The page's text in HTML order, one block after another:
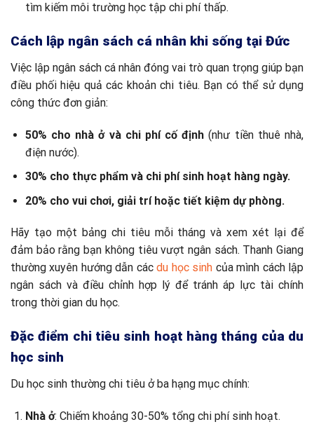
tìm kiếm môi trường học tập chi phí thấp.
Cách lập ngân sách cá nhân khi sống tại Đức
Việc lập ngân sách cá nhân đóng vai trò quan trọng giúp bạn
điều phối hiệu quả các khoản chi tiêu. Bạn có thể sử dụng
công thức đơn giản:
50% cho nhà ở và chi phí cố định (như tiền thuê nhà,
điện nước).
30% cho thực phẩm và chi phí sinh hoạt hàng ngày.
20% cho vui chơi, giải trí hoặc tiết kiệm dự phòng.
Hãy tạo một bảng chi tiêu mỗi tháng và xem xét lại để
đảm bảo rằng bạn không tiêu vượt ngân sách. Thanh Giang
thường xuyên hướng dẫn cácdu học sinh của mình cách lập
ngân sách và điều chỉnh hợp lý để tránh áp lực tài chính
trong thời gian du học.
Đặc điểm chi tiêu sinh hoạt hàng tháng của du
học sinh
Du học sinh thường chi tiêu ở ba hạng mục chính:
Nhà ở: Chiếm khoảng 30-50% tổng chi phí sinh hoạt.